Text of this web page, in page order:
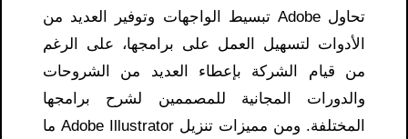
تحاول Adobe تبسيط الواجهات وتوفير العديد من
الأدوات لتسهيل العمل على برامجها، على الرغم
من قيام الشركة بإعطاء العديد من الشروحات
والدورات المجانية للمصممين لشرح برامجها
المختلفة. ومن مميزات تنزيل Adobe Illustrator ما